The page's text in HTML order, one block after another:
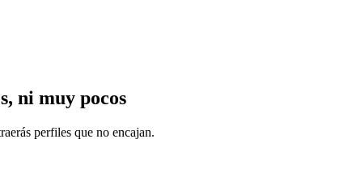
ni muy pocos
perfiles que no encajan.